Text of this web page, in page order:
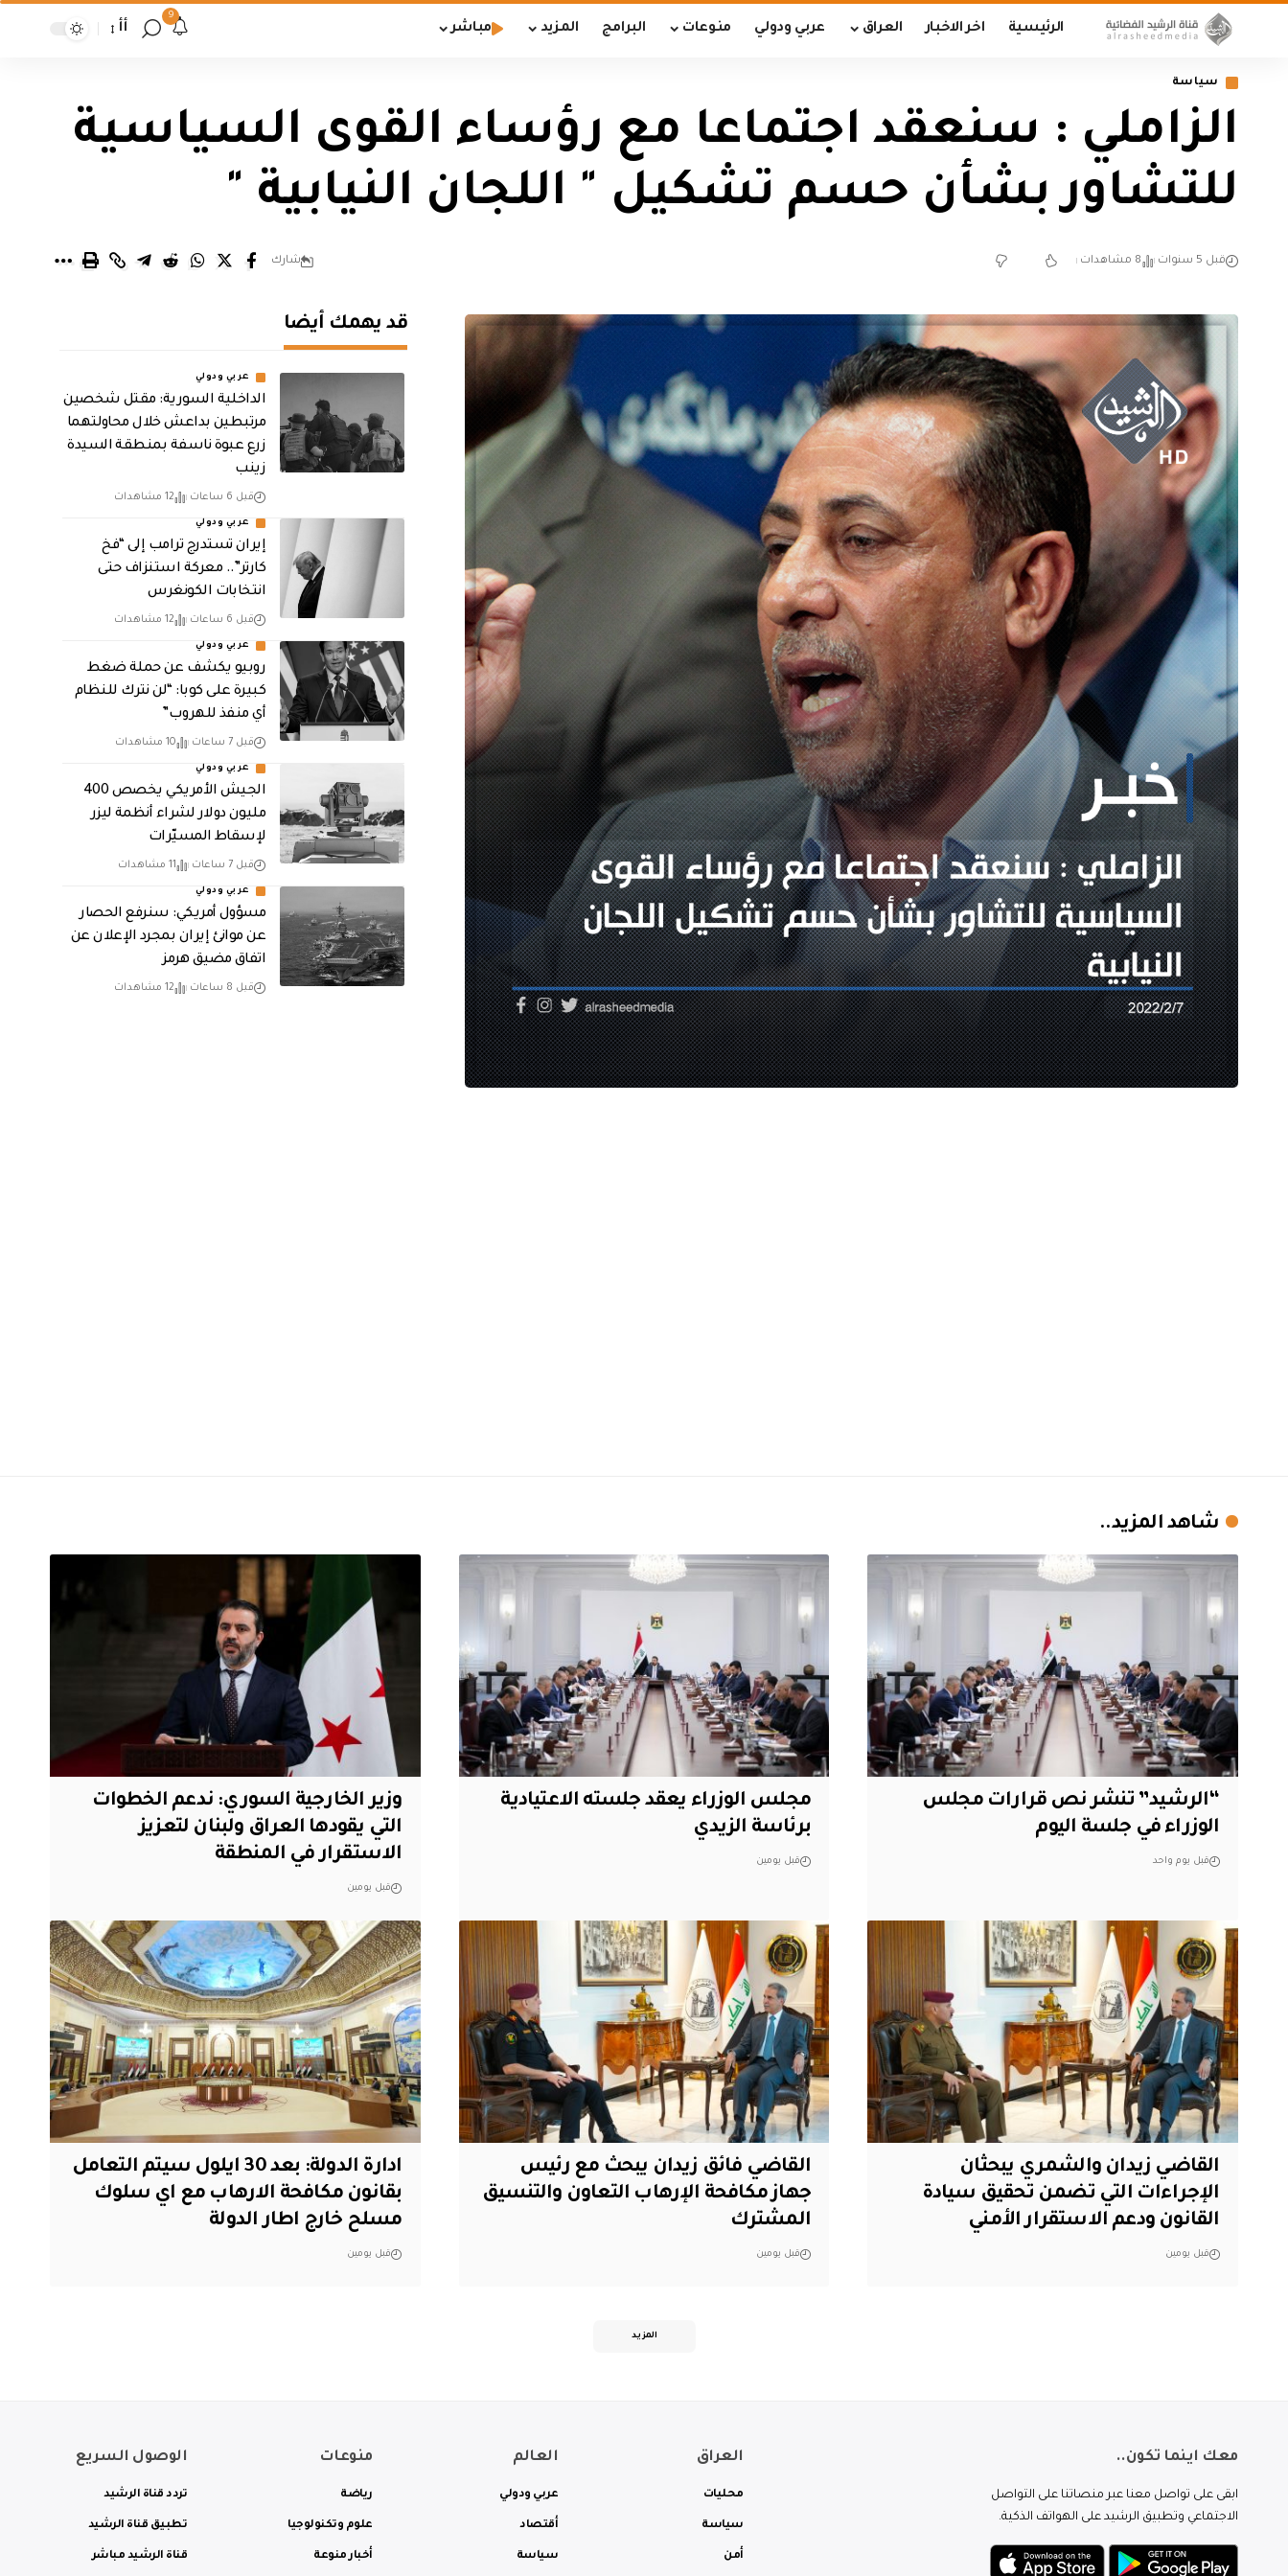
الرئيسية اخر الاخبار العراق عربي ودولي منوعات البرامج المزيد مباشر
9
أأ
سياسة
الزاملي : سنعقد اجتماعا مع رؤساء القوى السياسية
للتشاور بشأن حسم تشكيل " اللجان النيابية "
قبل 5 سنوات 8 مشاهدات شارك
قد يهمك أيضا
عربي ودولي
الداخلية السورية: مقتل شخصين
مرتبطين بداعش خلال محاولتهما
زرع عبوة ناسفة بمنطقة السيدة
زينب
قبل 6 ساعات 12 مشاهدات
عربي ودولي
إيران تستدرج ترامب إلى “فخ
كارتر”.. معركة استنزاف حتى
انتخابات الكونغرس
قبل 6 ساعات 12 مشاهدات
عربي ودولي
روبيو يكشف عن حملة ضغط
كبيرة على كوبا: “لن نترك للنظام
أي منفذ للهروب”
قبل 7 ساعات 10 مشاهدات
عربي ودولي
الجيش الأمريكي يخصص 400
مليون دولار لشراء أنظمة ليزر
لإسقاط المسيّرات
قبل 7 ساعات 11 مشاهدات
عربي ودولي
مسؤول أمريكي: سنرفع الحصار
عن موانئ إيران بمجرد الإعلان عن
اتفاق مضيق هرمز
قبل 8 ساعات 12 مشاهدات
شاهد المزيد..
“الرشيد” تنشر نص قرارات مجلس
الوزراء في جلسة اليوم
قبل يوم واحد
مجلس الوزراء يعقد جلسته الاعتيادية
برئاسة الزيدي
قبل يومين
وزير الخارجية السوري: ندعم الخطوات
التي يقودها العراق ولبنان لتعزيز
الاستقرار في المنطقة
قبل يومين
القاضي زيدان والشمري يبحثان
الإجراءات التي تضمن تحقيق سيادة
القانون ودعم الاستقرار الأمني
قبل يومين
القاضي فائق زيدان يبحث مع رئيس
جهاز مكافحة الإرهاب التعاون والتنسيق
المشترك
قبل يومين
ادارة الدولة: بعد 30 ايلول سيتم التعامل
بقانون مكافحة الارهاب مع اي سلوك
مسلح خارج اطار الدولة
قبل يومين
المزيد
معك اينما تكون..
ابقى على تواصل معنا عبر منصاتنا على التواصل
الاجتماعي وتطبيق الرشيد على الهواتف الذكية.
العراق
محليات
سياسة
أمن
العالم
عربي ودولي
أقتصاد
سياسة
منوعات
رياضة
علوم وتكنولوجيا
أخبار منوعة
الوصول السريع
تردد قناة الرشيد
تطبيق قناة الرشيد
قناة الرشيد مباشر